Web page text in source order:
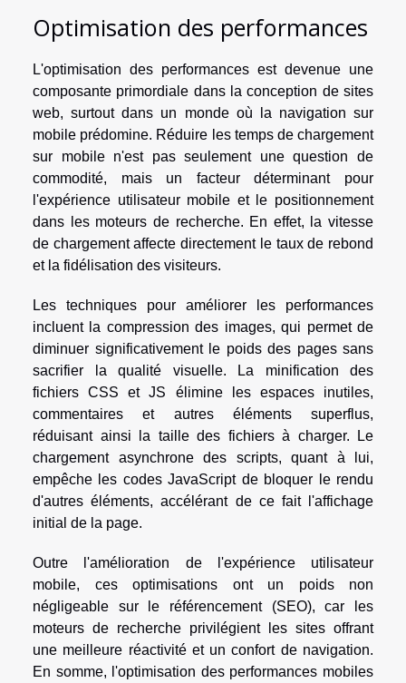
Optimisation des performances
L'optimisation des performances est devenue une
composante primordiale dans la conception de sites
web, surtout dans un monde où la navigation sur
mobile prédomine. Réduire les temps de chargement
sur mobile n'est pas seulement une question de
commodité, mais un facteur déterminant pour
l'expérience utilisateur mobile et le positionnement
dans les moteurs de recherche. En effet, la vitesse
de chargement affecte directement le taux de rebond
et la fidélisation des visiteurs.
Les techniques pour améliorer les performances
incluent la compression des images, qui permet de
diminuer significativement le poids des pages sans
sacrifier la qualité visuelle. La minification des
fichiers CSS et JS élimine les espaces inutiles,
commentaires et autres éléments superflus,
réduisant ainsi la taille des fichiers à charger. Le
chargement asynchrone des scripts, quant à lui,
empêche les codes JavaScript de bloquer le rendu
d'autres éléments, accélérant de ce fait l'affichage
initial de la page.
Outre l'amélioration de l'expérience utilisateur
mobile, ces optimisations ont un poids non
négligeable sur le référencement (SEO), car les
moteurs de recherche privilégient les sites offrant
une meilleure réactivité et un confort de navigation.
En somme, l'optimisation des performances mobiles